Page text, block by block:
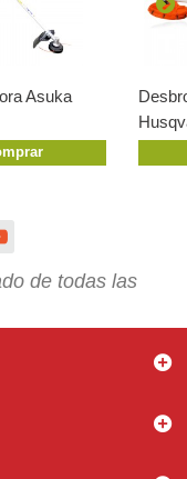
Asuka
de todas las